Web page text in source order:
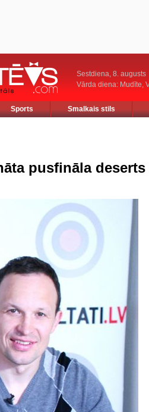
Sestdiena, 8. augusts
Vārda diena: Mudīte,
Sports Smalkais stils
pusfināla deserts